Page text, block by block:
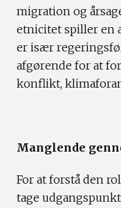
migration og
etnicitet spiller en
er især
afgørende for at
konflikt,
Manglende
For at forstå den
tage